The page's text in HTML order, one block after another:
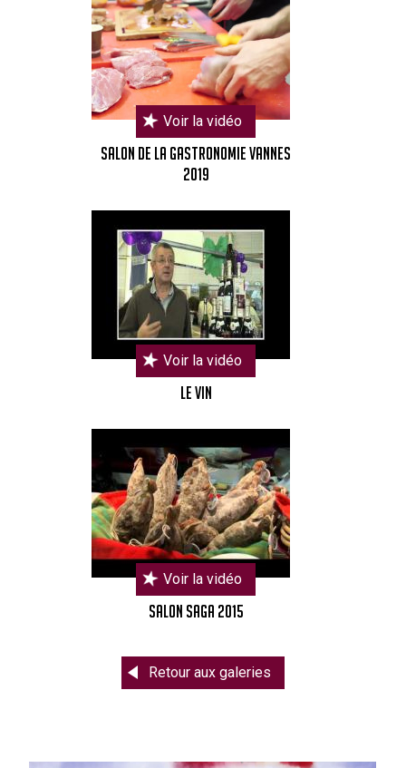
Voir la vidéo
Salon de la gastronomie Vannes
2019
Voir la vidéo
Le vin
Voir la vidéo
Salon Saga 2015
Retour aux galeries